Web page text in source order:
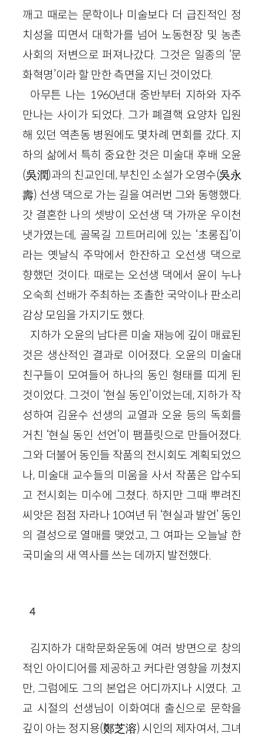
깨고 때로는 문학이나 미술보다 더 급진적인 정
치성을 띠면서 대학가를 넘어 노동현장 및 농촌
사회의 저변으로 퍼져나갔다. 그것은 일종의 ‘문
화혁명’이라 할 만한 측면을 지닌 것이었다.
아무튼 나는 1960년대 중반부터 지하와 자주
만나는 사이가 되었다. 그가 폐결핵 요양차 입원
해 있던 역촌동 병원에도 몇차례 면회를 갔다. 지
하의 삶에서 특히 중요한 것은 미술대 후배 오윤
(吳潤)과의 친교인데, 부친인 소설가 오영수(吳永
壽) 선생 댁으로 가는 길을 여러번 그와 동행했다.
갓 결혼한 나의 셋방이 오선생 댁 가까운 우이천
냇가였는데, 골목길 끄트머리에 있는 ‘초롱집’이
라는 옛날식 주막에서 한잔하고 오선생 댁으로
향했던 것이다. 때로는 오선생 댁에서 윤이 누나
오숙희 선배가 주최하는 조촐한 국악이나 판소리
감상 모임을 가지기도 했다.
지하가 오윤의 남다른 미술 재능에 깊이 매료된
것은 생산적인 결과로 이어졌다. 오윤의 미술대
친구들이 모여들어 하나의 동인 형태를 띠게 된
것이었다. 그것이 ‘현실 동인’이었는데, 지하가 작
성하여 김윤수 선생의 교열과 오윤 등의 독회를
거친 ‘현실 동인 선언’이 팸플릿으로 만들어졌다.
그와 더불어 동인들 작품의 전시회도 계획되었으
나, 미술대 교수들의 미움을 사서 작품은 압수되
고 전시회는 미수에 그쳤다. 하지만 그때 뿌려진
씨앗은 점점 자라나 10여년 뒤 ‘현실과 발언’ 동인
의 결성으로 열매를 맺었고, 그 여파는 오늘날 한
국미술의 새 역사를 쓰는 데까지 발전했다.
4
김지하가 대학문화운동에 여러 방면으로 창의
적인 아이디어를 제공하고 커다란 영향을 끼쳤지
만, 그럼에도 그의 본업은 어디까지나 시였다. 고
교 시절의 선생님이 이화여대 출신으로 문학을
깊이 아는 정지용(鄭芝溶) 시인의 제자여서, 그녀